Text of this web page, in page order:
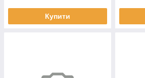
Купити